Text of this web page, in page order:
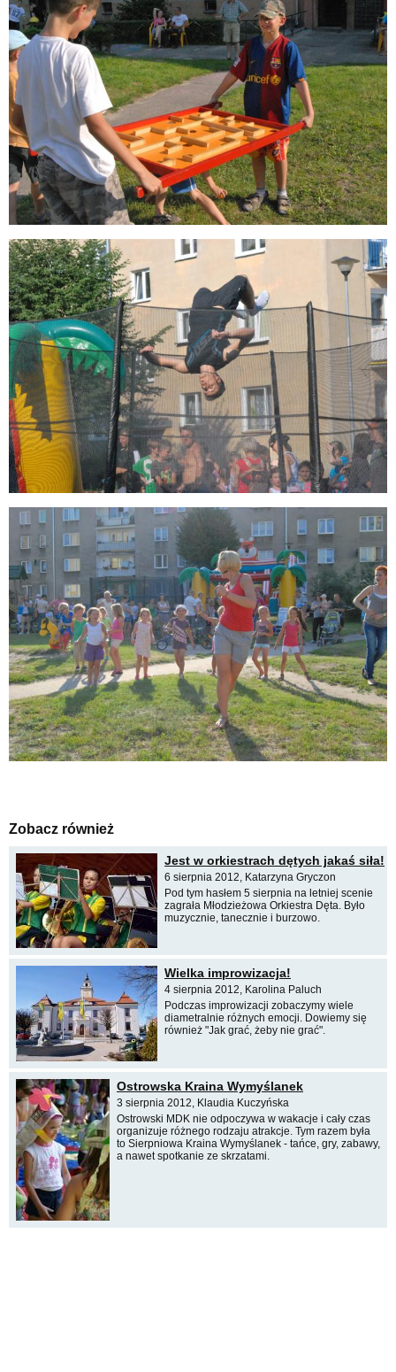
Zobacz również
Jest w orkiestrach dętych jakaś siła!
6 sierpnia 2012, Katarzyna Gryczon
Pod tym hasłem 5 sierpnia na letniej scenie
zagrała Młodzieżowa Orkiestra Dęta. Było
muzycznie, tanecznie i burzowo.
Wielka improwizacja!
4 sierpnia 2012, Karolina Paluch
Podczas improwizacji zobaczymy wiele
diametralnie różnych emocji. Dowiemy się
również "Jak grać, żeby nie grać".
Ostrowska Kraina Wymyślanek
3 sierpnia 2012, Klaudia Kuczyńska
Ostrowski MDK nie odpoczywa w wakacje i cały czas
organizuje różnego rodzaju atrakcje. Tym razem była
to Sierpniowa Kraina Wymyślanek - tańce, gry, zabawy,
a nawet spotkanie ze skrzatami.